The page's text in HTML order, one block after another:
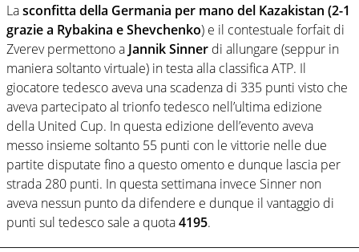
Lasconfitta della Germania per mano del Kazakistan (2-1
grazie a Rybakina e Shevchenko) e il contestuale forfait di
Zverev permettono a Jannik Sinner di allungare (seppur in
maniera soltanto virtuale) in testa alla classifica ATP. Il
giocatore tedesco aveva una scadenza di 335 punti visto che
aveva partecipato al trionfo tedesco nell’ultima edizione
della United Cup. In questa edizione dell’evento aveva
messo insieme soltanto 55 punti con le vittorie nelle due
partite disputate fino a questo omento e dunque lascia per
strada 280 punti. In questa settimana invece Sinner non
aveva nessun punto da difendere e dunque il vantaggio di
punti sul tedesco sale a quota4195.